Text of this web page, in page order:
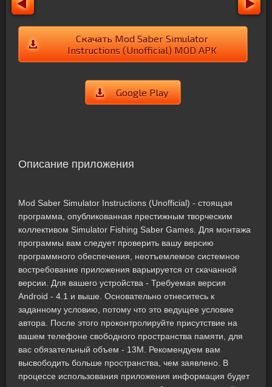
Скачать Mod Saber Simulator
Instructions (Unofficial) MOD APK
Google Play
Описание приложения
Mod Saber Simulator Instructions (Unofficial) - стоящая
программа, опубликованная престижным творческим
коллективом Simulator Fishing Saber Games. Для монтажа
программы вам следует проверить вашу версию
программного обеспечения, неотъемлемое системное
востребование приложения варьируется от скачанной
версии. Для вашего устройства - Требуемая версия
Android - 4.1 и выше. Основательно отнеситесь к
заданному условию, потому что это ведущее условие
автора. После этого проконтролируйте присутствие на
вашем телефоне свободного пространства памяти, для
вас обязательный объем - 13M. Рекомендуем вам
высвободить больше пространства, чем заявлено. В
процессе использования приложения информация будет